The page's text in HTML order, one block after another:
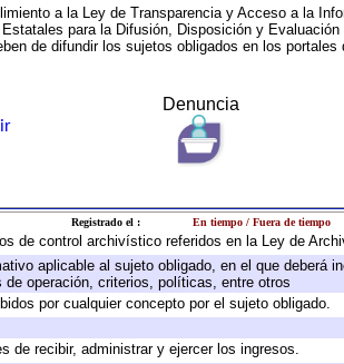
a la Ley de Transparencia y Acceso a la
Estatales para la Difusión, Disposición y
de difundir los sujetos obligados en los
Denuncia
Registrado el : En tiempo / Fuera de tiempo
de control archivístico referidos en la Ley de
aplicable al sujeto obligado, en el que deberá
de operación, criterios, políticas, entre otros
por cualquier concepto por el sujeto obligado.
de recibir, administrar y ejercer los ingresos.